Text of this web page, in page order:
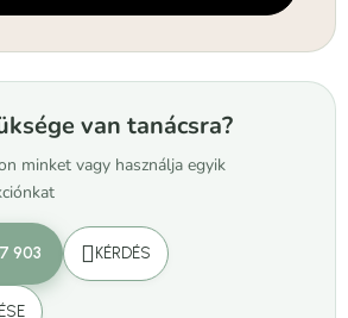
van tanácsra?
minket vagy használja egyik
903 KÉRDÉS